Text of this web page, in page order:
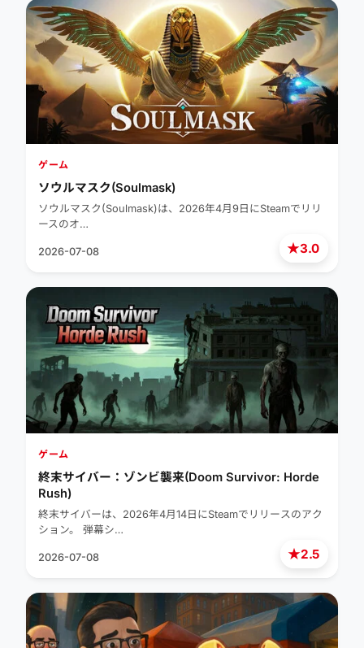
★3.0
ゲーム
ソウルマスク(Soulmask)
ソウルマスク(Soulmask)は、2026年4月9日にSteamでリリ
ースのオ…
2026-07-08
★2.5
ゲーム
終末サイバー：ゾンビ襲来(Doom Survivor: Horde
Rush)
終末サイバーは、2026年4月14日にSteamでリリースのアク
ション。 弾幕シ…
2026-07-08